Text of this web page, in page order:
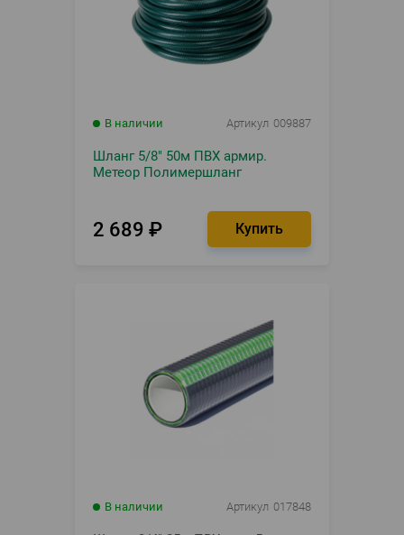
В наличии Артикул 009887
Шланг 5/8" 50м ПВХ армир.
Метеор Полимершланг
2 689 ₽
В наличии Артикул 017848